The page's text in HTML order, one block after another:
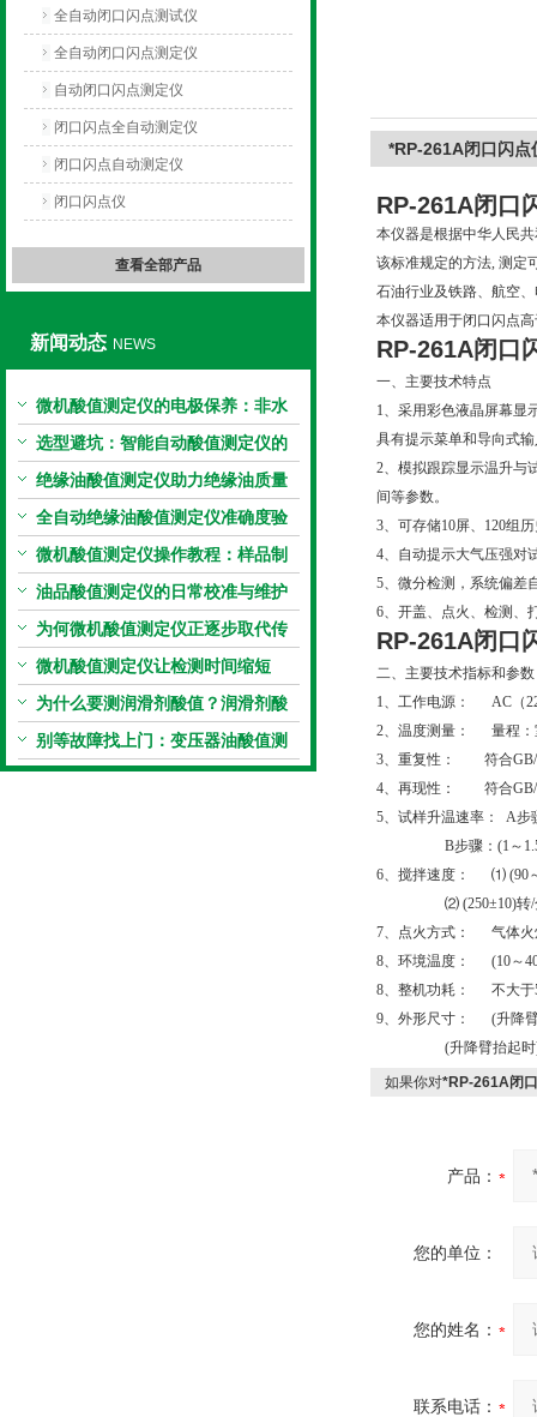
全自动闭口闪点测试仪
全自动闭口闪点测定仪
自动闭口闪点测定仪
闭口闪点全自动测定仪
闭口闪点自动测定仪
闭口闪点仪
查看全部产品
新闻动态 NEWS
微机酸值测定仪的电极保养：非水
电极的清洗与活化方法
选型避坑：智能自动酸值测定仪的
加热功率与萃取时间关系
绝缘油酸值测定仪助力绝缘油质量
把控，降低设备故障
全自动绝缘油酸值测定仪准确度验
证：标准物质标定步骤
微机酸值测定仪操作教程：样品制
备、参数设置与结果解读
油品酸值测定仪的日常校准与维护
流程
为何微机酸值测定仪正逐步取代传
统手动滴定法？
微机酸值测定仪让检测时间缩短
50%
为什么要测润滑剂酸值？润滑剂酸
值测定法告诉你答案
别等故障找上门：变压器油酸值测
试仪的预警功能
*RP-261A闭口闪点
RP-261A闭口
本仪器是根据中华人民
该标准规定的方法, 测定
石油行业及铁路、航空
本仪器适用于闭口闪点
RP-261A闭口
一、主要技术特点
1、采用彩色液晶屏幕显
具有提示菜单和导向式
2、模拟跟踪显示温升与
间等参数。
3、可存储10屏、120组
4、自动提示大气压强对
5、微分检测，系统偏差
6、开盖、点火、检测、
RP-261A闭口
二、主要技术指标和参数
1、工作电源： AC（
2、温度测量： 量程：
3、重复性： 符合GB/
4、再现性： 符合GB/
5、试样升温速率： A步
B步骤：(1～
6、搅拌速度： ⑴ (90～
⑵ (250±10)转/分
7、点火方式： 气体火
8、环境温度： (10～
8、整机功耗： 不大于
9、外形尺寸： (升降臂
(升降臂抬起时) 410
如果你对*RP-261A闭
产品：
您的单位：
您的姓名：
联系电话：